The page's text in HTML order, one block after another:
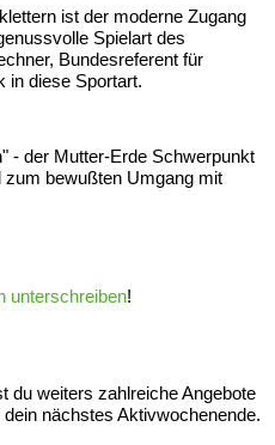
ist der moderne Zugang
Spielart des
Bundesreferent für
in diese Sportart.
- der Mutter-Erde Schwerpunkt
bewußten Umgang mit
unterschreiben!
du weiters zahlreiche Angebote
nächstes Aktivwochenende.